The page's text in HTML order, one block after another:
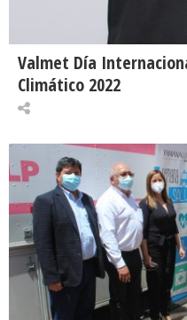
Valmet Día
Climático 2022